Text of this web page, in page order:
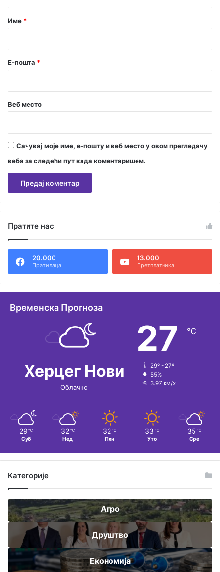
р
Име *
Е-пошта *
Веб место
Сачувај моје име, е-пошту и веб место у овом прегледачу
веба за следећи пут када коментаришем.
т
н
т
Пратите нас
20.000
Пратилаца
13.000
Претплатника
Временска Прогноза
Херцег Нови
Облачно
27 ℃
29º - 27º
55%
3.97 км/х
29 ℃
Суб
32 ℃
Нед
32 ℃
Пон
33 ℃
Уто
35 ℃
Сре
Категорије
Агро
Друштво
Економија